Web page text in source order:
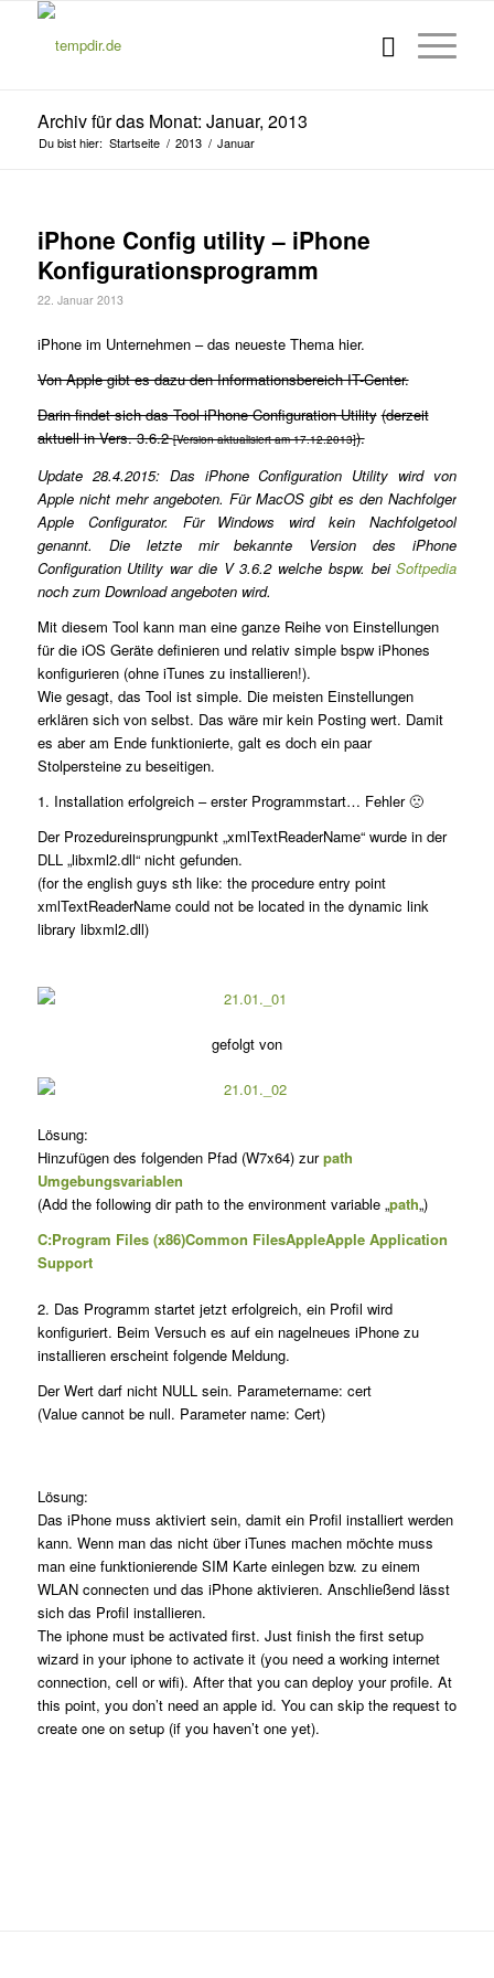
Archiv für das Monat: Januar, 2013
Du bist hier: Startseite / 2013 / Januar
iPhone Config utility – iPhone
Konfigurationsprogramm
22. Januar 2013
iPhone im Unternehmen – das neueste Thema hier.
Von Apple gibt es dazu den Informationsbereich IT-Center.
Darin findet sich das Tool iPhone Configuration Utility (derzeit
aktuell in Vers. 3.6.2[Version aktualisiert am 17.12.2013]).
Update 28.4.2015: Das iPhone Configuration Utility wird von
Apple nicht mehr angeboten. Für MacOS gibt es den Nachfolger
Apple Configurator. Für Windows wird kein Nachfolgetool
genannt. Die letzte mir bekannte Version des iPhone
Configuration Utility war die V 3.6.2 welche bspw. beiSoftpedia
noch zum Download angeboten wird.
Mit diesem Tool kann man eine ganze Reihe von Einstellungen
für die iOS Geräte definieren und relativ simple bspw iPhones
konfigurieren (ohne iTunes zu installieren!).
Wie gesagt, das Tool ist simple. Die meisten Einstellungen
erklären sich von selbst. Das wäre mir kein Posting wert. Damit
es aber am Ende funktionierte, galt es doch ein paar
Stolpersteine zu beseitigen.
1. Installation erfolgreich – erster Programmstart… Fehler 🙁
Der Prozedureinsprungpunkt „xmlTextReaderName“ wurde in der
DLL „libxml2.dll“ nicht gefunden.
(for the english guys sth like: the procedure entry point
xmlTextReaderName could not be located in the dynamic link
library libxml2.dll)
gefolgt von
Lösung:
Hinzufügen des folgenden Pfad (W7x64) zurpath
Umgebungsvariablen
(Add the following dir path to the environment variable „path„)
C:Program Files (x86)Common FilesAppleApple Application
Support
2. Das Programm startet jetzt erfolgreich, ein Profil wird
konfiguriert. Beim Versuch es auf ein nagelneues iPhone zu
installieren erscheint folgende Meldung.
Der Wert darf nicht NULL sein. Parametername: cert
(Value cannot be null. Parameter name: Cert)
Lösung:
Das iPhone muss aktiviert sein, damit ein Profil installiert werden
kann. Wenn man das nicht über iTunes machen möchte muss
man eine funktionierende SIM Karte einlegen bzw. zu einem
WLAN connecten und das iPhone aktivieren. Anschließend lässt
sich das Profil installieren.
The iphone must be activated first. Just finish the first setup
wizard in your iphone to activate it (you need a working internet
connection, cell or wifi). After that you can deploy your profile. At
this point, you don’t need an apple id. You can skip the request to
create one on setup (if you haven’t one yet).